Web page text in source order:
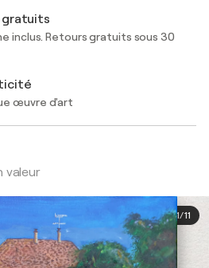
gratuits
inclus. Retours gratuits sous 30
œuvre d'art
valeur
1/11